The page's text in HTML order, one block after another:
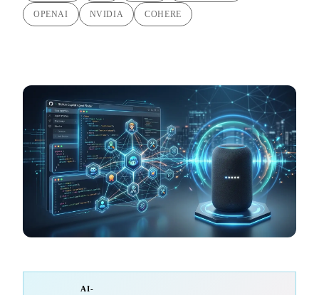
OPENAI NVIDIA COHERE
AI-